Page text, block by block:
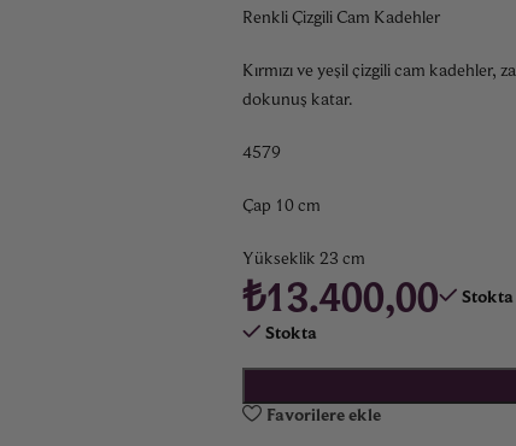
Renkli Çizgili Cam Kadehler
Kırmızı ve yeşil çizgili cam
dokunuş katar.
4579
Çap 10 cm
Yükseklik 23 cm
₺13.400,00
Stokta
Stokta
Favorilere ekle